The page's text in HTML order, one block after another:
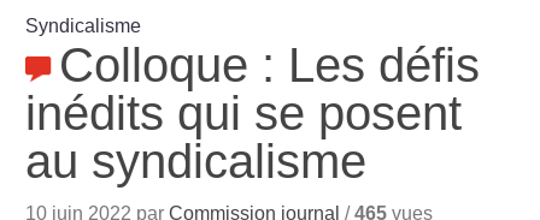
Syndicalisme
Colloque : Les défis
inédits qui se posent
au syndicalisme
10 juin 2022 parCommission journal /465 vues